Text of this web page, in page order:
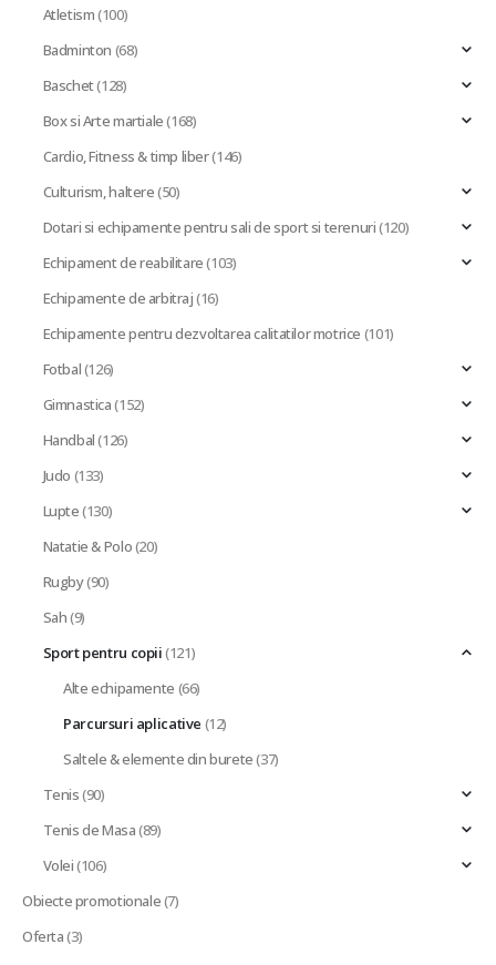
Atletism(100)
Badminton (68)
Baschet(128)
Box si Arte martiale(168)
Cardio, Fitness & timp liber(146)
Culturism, haltere(50)
Dotari si echipamente pentru sali de sport si terenuri(120)
Echipament de reabilitare(103)
Echipamente de arbitraj(16)
Echipamente pentru dezvoltarea calitatilor motrice (101)
Fotbal(126)
Gimnastica(152)
Handbal(126)
Judo (133)
Lupte(130)
Natatie & Polo(20)
Rugby(90)
Sah(9)
Sport pentru copii(121)
Alte echipamente (66)
Parcursuri aplicative (12)
Saltele & elemente din burete(37)
Tenis(90)
Tenis de Masa(89)
Volei(106)
Obiecte promotionale(7)
Oferta(3)